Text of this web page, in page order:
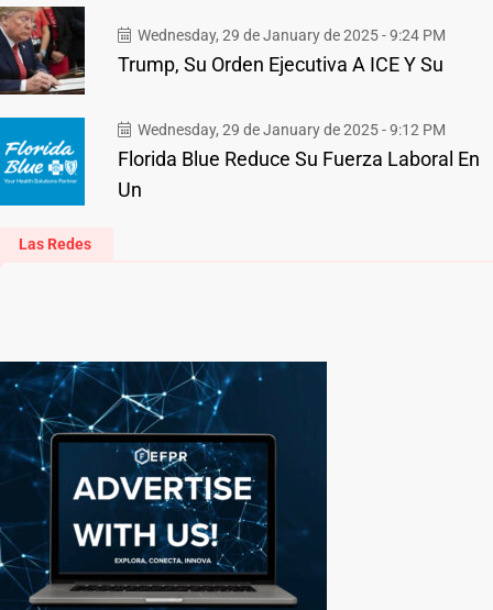
Wednesday, 29 de January de 2025 - 9:24 PM
Trump, Su Orden Ejecutiva A ICE Y Su
Wednesday, 29 de January de 2025 - 9:12 PM
Florida Blue Reduce Su Fuerza Laboral En
Un
Las Redes